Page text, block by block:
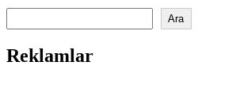
Ara
Reklamlar